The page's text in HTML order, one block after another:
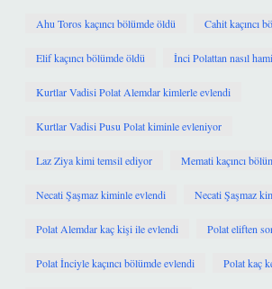
Ahu Toros kaçıncı bölümde öldü Cahit kaçıncı
Elif kaçıncı bölümde öldü İnci Polattan nasıl
Kurtlar Vadisi Polat Alemdar kimlerle evlendi
Kurtlar Vadisi Pusu Polat kiminle evleniyor
Laz Ziya kimi temsil ediyor Memati kaçıncı
Necati Şaşmaz kiminle evlendi Necati Şaşmaz
Polat Alemdar kaç kişi ile evlendi Polat eliften
Polat İnciyle kaçıncı bölümde evlendi Polat kaç